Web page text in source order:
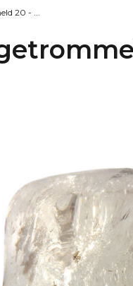
20 - ...